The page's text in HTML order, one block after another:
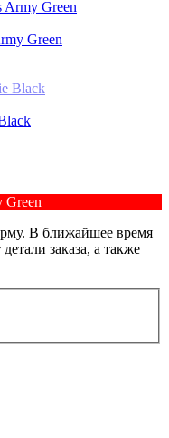
Green
Green
В ближайшее время
заказа, а также